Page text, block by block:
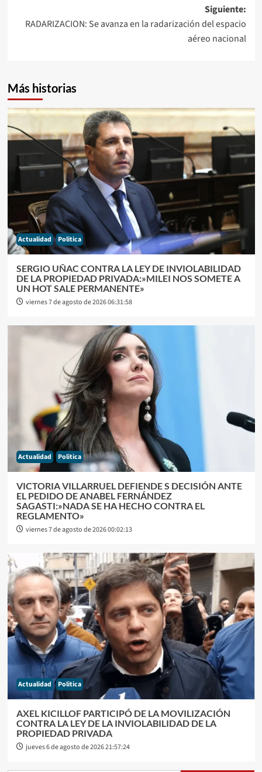
Siguiente:
RADARIZACION: Se avanza en la radarización del espacio
aéreo nacional
Más historias
Actualidad Politica
SERGIO UÑAC CONTRA LA LEY DE INVIOLABILIDAD
DE LA PROPIEDAD PRIVADA:»MILEI NOS SOMETE A
UN HOT SALE PERMANENTE»
viernes 7 de agosto de 2026 06:31:58
Actualidad Politica
VICTORIA VILLARRUEL DEFIENDE S DECISIÓN ANTE
EL PEDIDO DE ANABEL FERNÁNDEZ
SAGASTI:»NADA SE HA HECHO CONTRA EL
REGLAMENTO»
viernes 7 de agosto de 2026 00:02:13
Actualidad Politica
AXEL KICILLOF PARTICIPÓ DE LA MOVILIZACIÓN
CONTRA LA LEY DE LA INVIOLABILIDAD DE LA
PROPIEDAD PRIVADA
jueves 6 de agosto de 2026 21:57:24